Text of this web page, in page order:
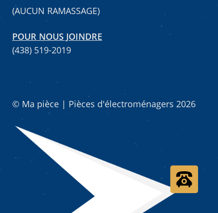
Mettez cette page dans vos favoris!
(AUCUN RAMASSAGE)
POUR NOUS JOINDRE
(438) 519-2019
© Ma pièce | Pièces d'électroménagers 2026